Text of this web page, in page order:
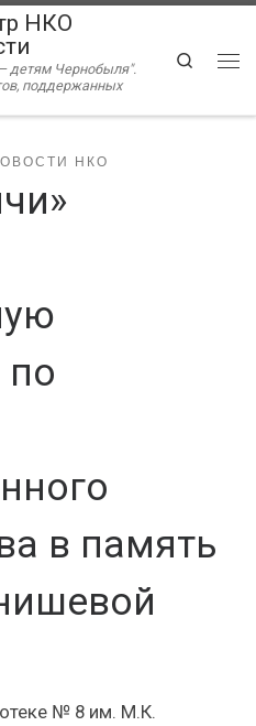
НКО
детям Чернобыля".
поддержанных
Search
НКО
по
в память
№ 8 им. М.К.